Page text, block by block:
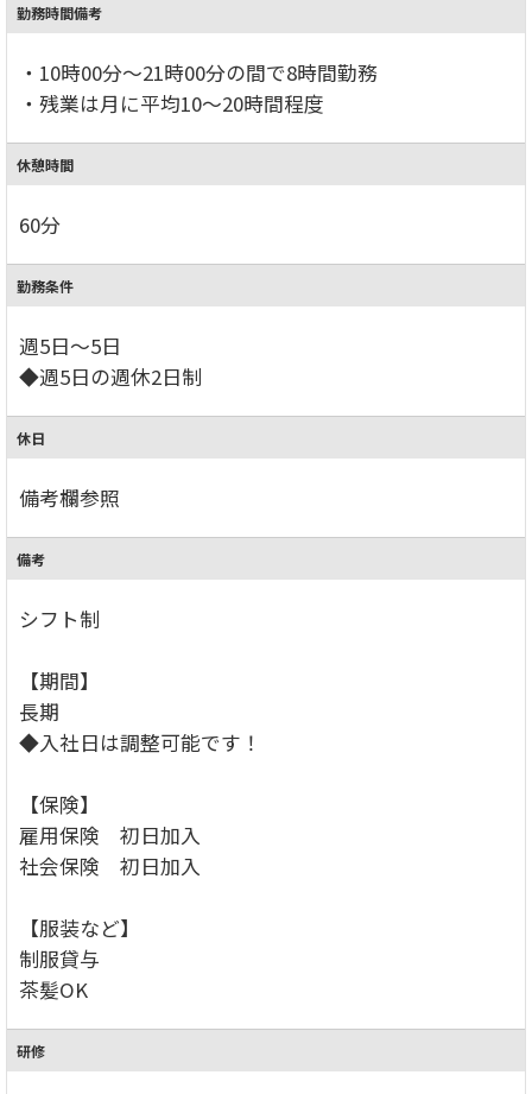
勤務時間備考
・10時00分～21時00分の間で8時間勤務
・残業は月に平均10～20時間程度
休憩時間
60分
勤務条件
週5日～5日
◆週5日の週休2日制
休日
備考欄参照
備考
シフト制
【期間】
長期
◆入社日は調整可能です！
【保険】
雇用保険 初日加入
社会保険 初日加入
【服装など】
制服貸与
茶髪OK
研修